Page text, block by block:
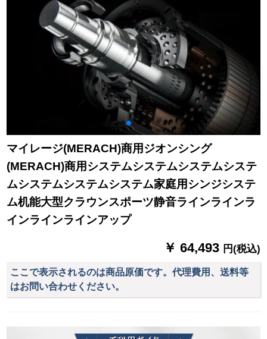
マイレージ(MERACH)商用ジオンシング
(MERACH)商用システムシステムシステムシステ
ムシステムシステムシステム家庭用シンジシステ
ム机能大型クラウンスポーツ静音ラインラインラ
インラインラインアップ
￥ 64,493 円(税込)
ここで表示されるのは商品原価です。代理費用、送料等
はお問い合わせください。